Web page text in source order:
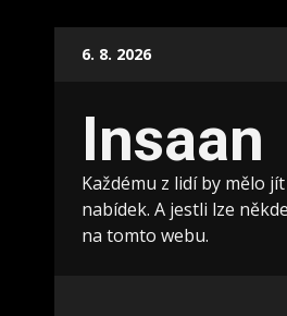
6. 8. 2026
Insaan
Každému z lidí by mělo
nabídek. A jestli lze
na tomto webu.